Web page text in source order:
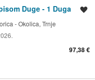
Duge - 1 Duga
- Okolica, Trnje
97,38 €